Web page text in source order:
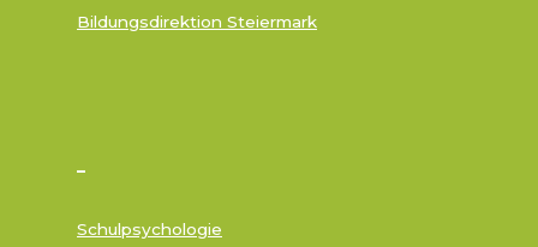
Bildungsdirektion Steiermark
–
Schulpsychologie